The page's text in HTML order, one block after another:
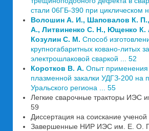
стали 06ГБ-390 при циклическом
Волошин А. И., Шаповалов К.
А., Литвиненко С. Н., Ющенко К.
Козулин С. М. Способ
крупногабаритных ковано-литых
электрошлаковой сваркой ... 52
Коротков В. А. Опыт применения
плазменной закалки УДГЗ-200 на
Уральского региона ... 55
Легкие сварочные тракторы ИЭС
59
Диссертация на соискание ученой
Завершенные НИР ИЭС им. Е. О.